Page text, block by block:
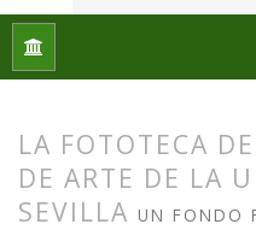
Inicio Núm.
LA FOTOTECA
DE ARTE DE LA
SEVILLA UN FONDO